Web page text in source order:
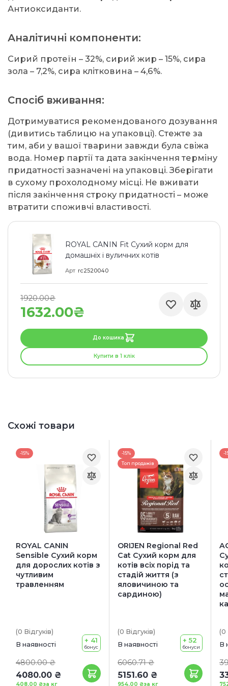
Антиоксиданти.
Аналітичні компоненти:
Сирий протеїн – 32%, сирий жир – 15%, сира
зола – 7,2%, сира клітковина – 4,6%.
Спосіб вживання:
Дотримуватися рекомендованого дозування
(дивитись таблицю на упаковці). Стежте за
тим, аби у вашої тварини завжди була свіжа
вода. Номер партії та дата закінчення терміну
придатності зазначені на упаковці. Зберігати
в сухому прохолодному місці. Не вживати
після закінчення строку придатності – може
втратити споживчі властивості.
ROYAL CANIN Fit Сухий корм для
домашніх і вуличних котів
Арт rc2520040
1632.00₴
1920.00₴
До кошика
Купити в 1 клік
Схожі товари
-15%
ROYAL CANIN
Sensible Сухий корм
для дорослих котів з
чутливим
травленням
(0 Відгуків)
В наявності
4800.00 ₴
4080.00 ₴
за кг
408.00 ₴
+ 41
бонус
-15%
Топ продажів
ORIJEN Regional Red
Cat Сухий корм для
котів всіх порід та
стадій життя (з
яловичиною та
сардиною)
(0 Відгуків)
В наявності
6060.71 ₴
5151.60 ₴
за кг
954.00 ₴
+ 52
бонуси
-
(0
В